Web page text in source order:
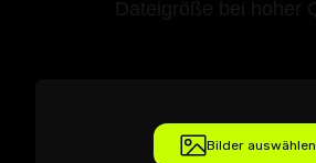
Bilder auswählen